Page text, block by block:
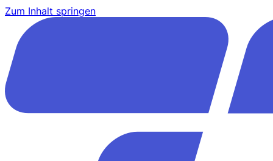
Zum Inhalt springen